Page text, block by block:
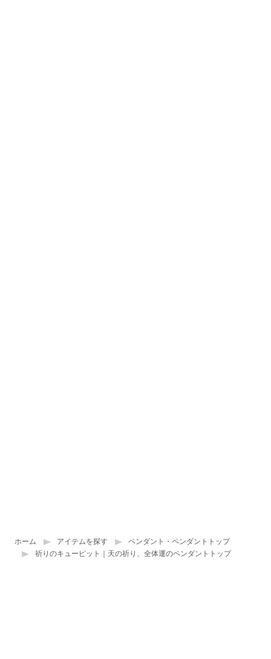
ホーム アイテムを探す
ペンダント・ペンダントトップ
祈りのキューピット｜天の祈り、全体運のペンダントトップ